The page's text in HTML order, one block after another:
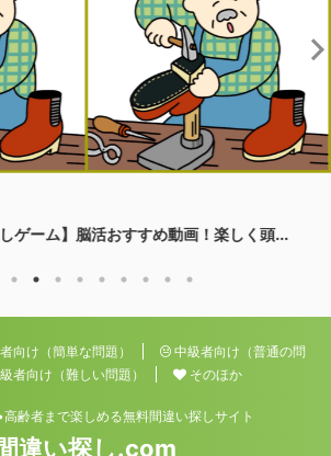
ゲーム】脳活おすすめ動画！楽しく頭...
向け（簡単な問題）
中級者向け（普通の問
者向け（難しい問題） そのほか
齢者まで楽しめる無料間違い探しサイト
違い探し.com